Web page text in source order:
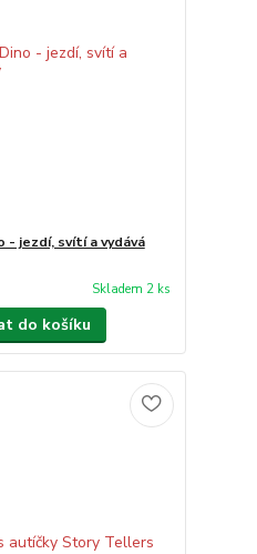
- jezdí, svítí a vydává
Skladem 2 ks
do košíku